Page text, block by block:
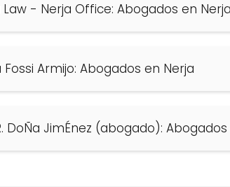
- Nerja Office: Abogados en Nerja
Armijo: Abogados en Nerja
DoÑa JimÉnez (abogado):